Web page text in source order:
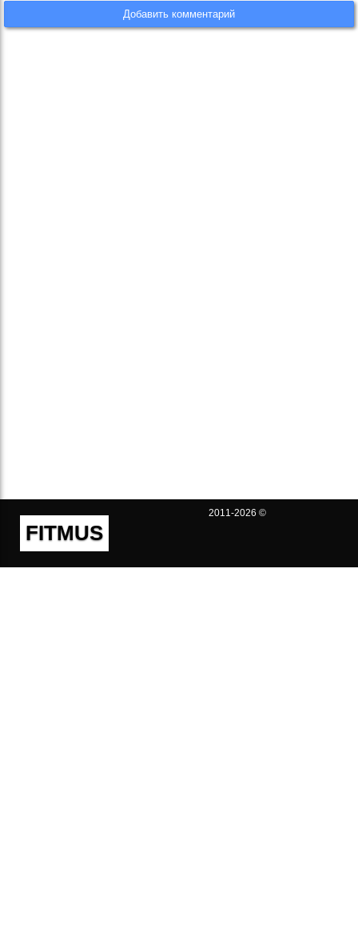
Добавить комментарий
FITMUS
2011-2026 ©